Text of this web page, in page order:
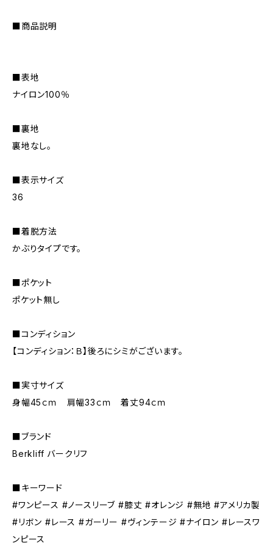
■商品説明
■表地
ナイロン100％
■裏地
裏地なし。
■表示サイズ
36
■着脱方法
かぶりタイプです。
■ポケット
ポケット無し
■コンディション
【コンディション：Ｂ】後ろにシミがございます。
■実寸サイズ
身幅45ｃｍ 肩幅33ｃｍ 着丈94ｃｍ
■ブランド
Berkliff バークリフ
■キーワード
#ワンピース #ノースリーブ #膝丈 #オレンジ #無地 #アメリカ製
#リボン #レース #ガーリー #ヴィンテージ #ナイロン #レースワ
ンピース